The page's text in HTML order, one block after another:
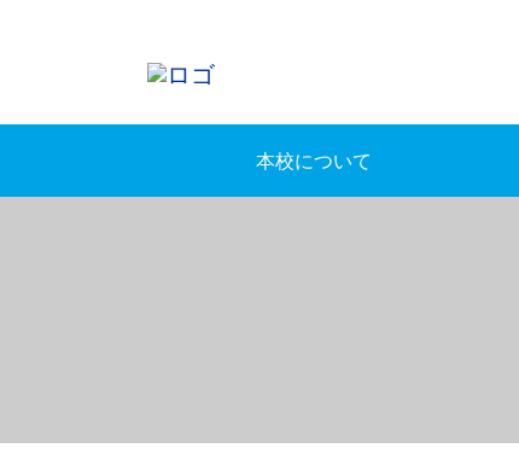
本校について